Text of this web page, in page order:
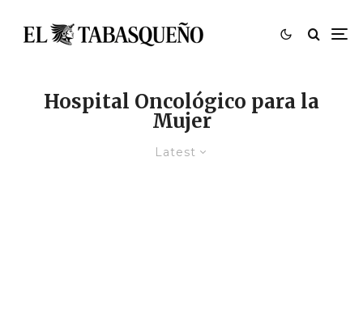
Hospital Oncológico para la
Mujer
Latest